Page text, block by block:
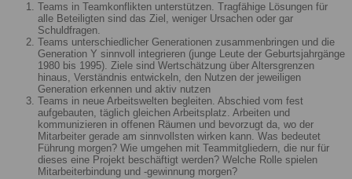
Teams in Teamkonflikten unterstützen. Tragfähige Lösungen für
alle Beteiligten sind das Ziel, weniger Ursachen oder gar
Schuldfragen.
Teams unterschiedlicher Generationen zusammenbringen und die
Generation Y sinnvoll integrieren (junge Leute der Geburtsjahrgänge
1980 bis 1995). Ziele sind Wertschätzung über Altersgrenzen
hinaus, Verständnis entwickeln, den Nutzen der jeweiligen
Generation erkennen und aktiv nutzen
Teams in neue Arbeitswelten begleiten. Abschied vom fest
aufgebauten, täglich gleichen Arbeitsplatz. Arbeiten und
kommunizieren in offenen Räumen und bevorzugt da, wo der
Mitarbeiter gerade am sinnvollsten wirken kann. Was bedeutet
Führung morgen? Wie umgehen mit Teammitgliedern, die nur für
dieses eine Projekt beschäftigt werden? Welche Rolle spielen
Mitarbeiterbindung und -gewinnung morgen?